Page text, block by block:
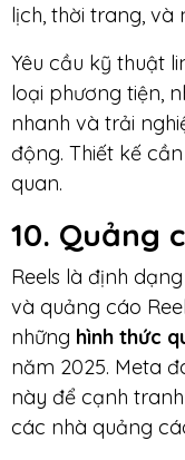
lịch, thời trang, và
Yêu cầu kỹ thuật
loại phương tiện,
nhanh và trải
động. Thiết kế
quan.
10. Quảng
Reels là định
và quảng cáo
những hình thức
năm 2025. Meta
này để cạnh
các nhà quảng